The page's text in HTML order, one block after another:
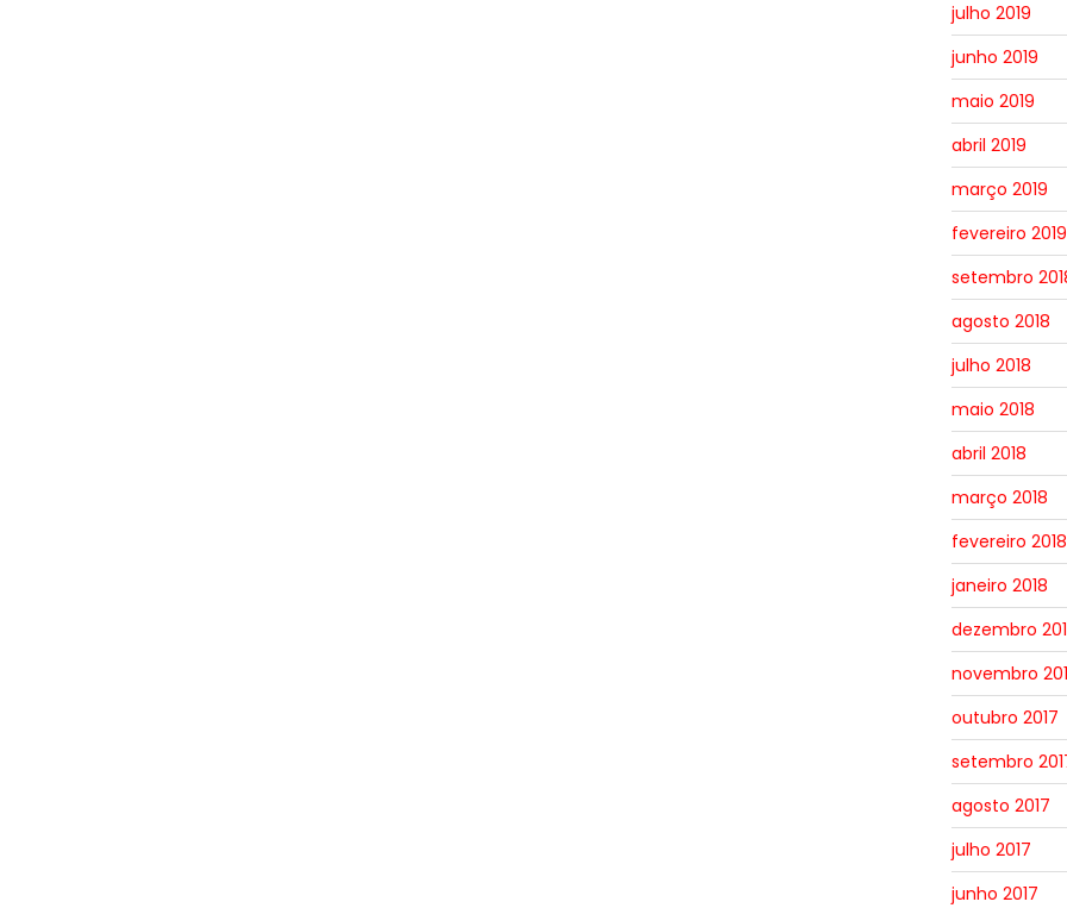
julho 2019
junho 2019
maio 2019
abril 2019
março 2019
fevereiro 2019
setembro
agosto 2018
julho 2018
maio 2018
abril 2018
março 2018
fevereiro 2018
janeiro 2018
dezembro
novembro
outubro 2017
setembro
agosto 2017
julho 2017
junho 2017